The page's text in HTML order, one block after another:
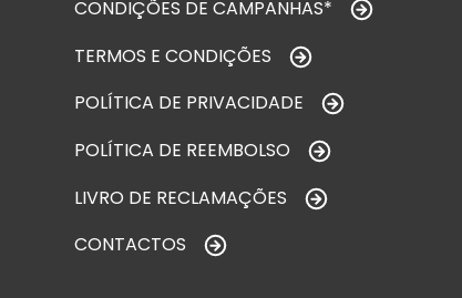
CONDIÇÕES DE CAMPANHAS*
TERMOS E CONDIÇÕES
POLÍTICA DE PRIVACIDADE
POLÍTICA DE REEMBOLSO
LIVRO DE RECLAMAÇÕES
CONTACTOS